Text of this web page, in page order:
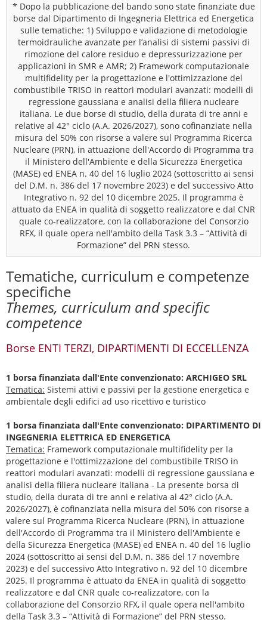
* Dopo la pubblicazione del bando sono state finanziate due
borse dal Dipartimento di Ingegneria Elettrica ed Energetica
sulle tematiche: 1) Sviluppo e validazione di metodologie
termoidrauliche avanzate per l’analisi di sistemi passivi di
rimozione del calore residuo e depressurizzazione per
applicazioni in SMR e AMR; 2) Framework computazionale
multifidelity per la progettazione e l'ottimizzazione del
combustibile TRISO in reattori modulari avanzati: modelli di
regressione gaussiana e analisi della filiera nucleare
italiana. Le due borse di studio, della durata di tre anni e
relative al 42° ciclo (A.A. 2026/2027), sono cofinanziate nella
misura del 50% con risorse a valere sul Programma Ricerca
Nucleare (PRN), in attuazione dell'Accordo di Programma tra
il Ministero dell'Ambiente e della Sicurezza Energetica
(MASE) ed ENEA n. 40 del 16 luglio 2024 (sottoscritto ai sensi
del D.M. n. 386 del 17 novembre 2023) e del successivo Atto
Integrativo n. 92 del 10 dicembre 2025. Il programma è
attuato da ENEA in qualità di soggetto realizzatore e dal CNR
quale co-realizzatore, con la collaborazione del Consorzio
RFX, il quale opera nell'ambito della Task 3.3 – “Attività di
Formazione” del PRN stesso.
Tematiche, curriculum e competenze
specifiche
Themes, curriculum and specific
competence
Borse ENTI TERZI, DIPARTIMENTI DI ECCELLENZA
1 borsa finanziata dall'Ente convenzionato: ARCHIGEO SRL
Tematica: Sistemi attivi e passivi per la gestione energetica e
ambientale degli edifici ad uso ricettivo e turistico
1 borsa finanziata dall'Ente convenzionato: DIPARTIMENTO DI
INGEGNERIA ELETTRICA ED ENERGETICA
Tematica: Framework computazionale multifidelity per la
progettazione e l'ottimizzazione del combustibile TRISO in
reattori modulari avanzati: modelli di regressione gaussiana e
analisi della filiera nucleare italiana - La presente borsa di
studio, della durata di tre anni e relativa al 42° ciclo (A.A.
2026/2027), è cofinanziata nella misura del 50% con risorse a
valere sul Programma Ricerca Nucleare (PRN), in attuazione
dell'Accordo di Programma tra il Ministero dell'Ambiente e
della Sicurezza Energetica (MASE) ed ENEA n. 40 del 16 luglio
2024 (sottoscritto ai sensi del D.M. n. 386 del 17 novembre
2023) e del successivo Atto Integrativo n. 92 del 10 dicembre
2025. Il programma è attuato da ENEA in qualità di soggetto
realizzatore e dal CNR quale co-realizzatore, con la
collaborazione del Consorzio RFX, il quale opera nell'ambito
della Task 3.3 – “Attività di Formazione” del PRN stesso.